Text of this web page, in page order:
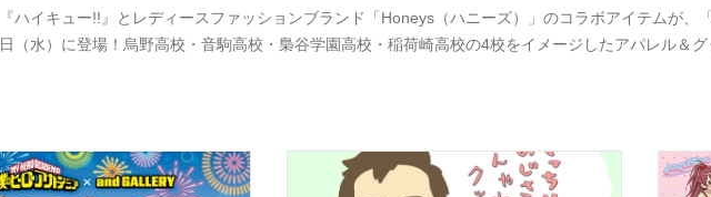
『ハイキュー!!』とレディースファッションブランド「Honeys（ハニーズ）」のコラボアイテムが
日（水）に登場！烏野高校・音駒高校・梟谷学園高校・稲荷崎高校の4校をイメージしたアパレル＆グ